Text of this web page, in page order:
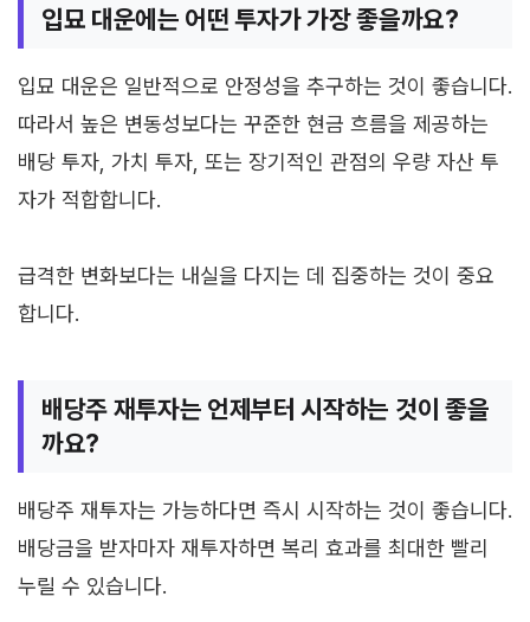
입묘 대운에는 어떤 투자가 가장 좋을까요?
입묘 대운은 일반적으로 안정성을 추구하는 것이 좋습니다.
따라서 높은 변동성보다는 꾸준한 현금 흐름을 제공하는
배당 투자, 가치 투자, 또는 장기적인 관점의 우량 자산 투
자가 적합합니다.
급격한 변화보다는 내실을 다지는 데 집중하는 것이 중요
합니다.
배당주 재투자는 언제부터 시작하는 것이 좋을
까요?
배당주 재투자는 가능하다면 즉시 시작하는 것이 좋습니다.
배당금을 받자마자 재투자하면 복리 효과를 최대한 빨리
누릴 수 있습니다.